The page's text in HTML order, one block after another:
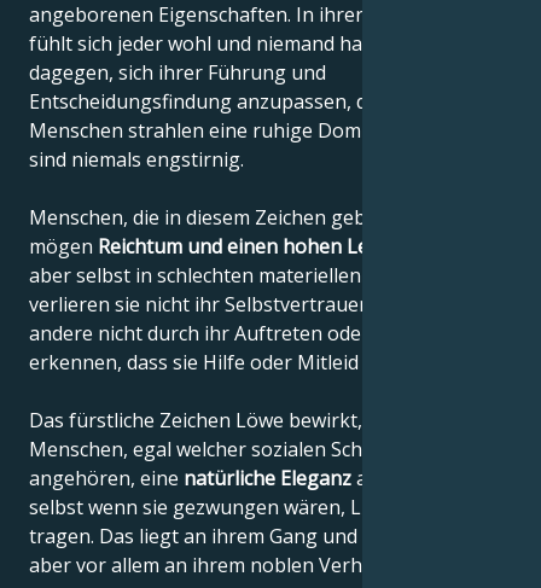
angeborenen Eigenschaften. In ihrer Gegenwart
fühlt sich jeder wohl und niemand hat etwas
dagegen, sich ihrer Führung und
Entscheidungsfindung anzupassen, denn diese
Menschen strahlen eine ruhige Dominanz aus und
sind niemals engstirnig.
Menschen, die in diesem Zeichen geboren sind,
mögen Reichtum und einen hohen Lebensstandard
aber selbst in schlechten materiellen Situationen
verlieren sie nicht ihr Selbstvertrauen und lassen
andere nicht durch ihr Auftreten oder Verhalten
erkennen, dass sie Hilfe oder Mitleid brauchen.
Das fürstliche Zeichen Löwe bewirkt, dass diese
Menschen, egal welcher sozialen Schicht sie
angehören, eine natürliche Eleganzausstrahlen,
selbst wenn sie gezwungen wären, Lumpen zu
tragen. Das liegt an ihrem Gang und ihrer Haltung,
aber vor allem an ihrem noblen Verhalten.